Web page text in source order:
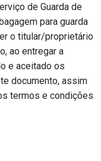
de Guarda de
para guarda
o titular/proprietário
ao entregar a
e aceitado os
documento, assim
termos e condições